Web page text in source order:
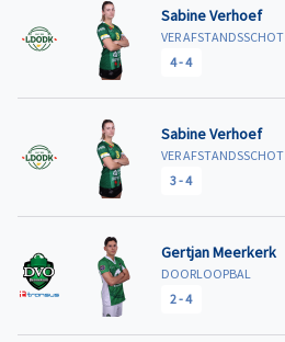
Sabine Verhoef
VER AFSTANDSSCHOT
4-4
Sabine Verhoef
VER AFSTANDSSCHOT
3-4
Gertjan Meerkerk
DOORLOOPBAL
2-4